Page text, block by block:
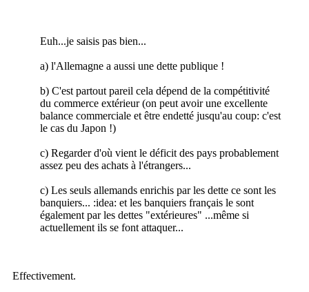
Euh...je saisis pas bien...
a) l'Allemagne a aussi une dette publique !
b) C'est partout pareil cela dépend de la compétitivité
du commerce extérieur (on peut avoir une excellente
balance commerciale et être endetté jusqu'au coup: c'est
le cas du Japon !)
c) Regarder d'où vient le déficit des pays probablement
assez peu des achats à l'étrangers...
c) Les seuls allemands enrichis par les dette ce sont les
banquiers... :idea: et les banquiers français le sont
également par les dettes "extérieures" ...même si
actuellement ils se font attaquer...
Effectivement.